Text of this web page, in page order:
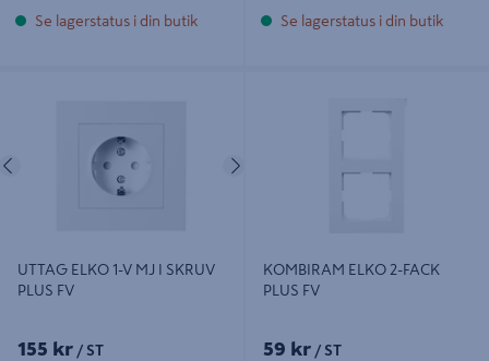
Se lagerstatus i din butik Se lagerstatus i din butik
Föregående
UTTAG ELKO 1-V MJ I SKRUV
PLUS FV
155 kr / ST
KOMBIRAM ELKO 2-FACK
PLUS FV
59 kr / ST